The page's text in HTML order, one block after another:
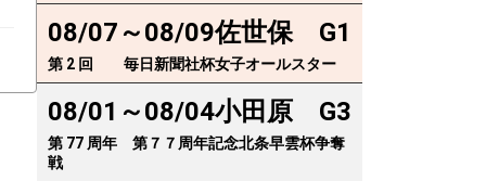
08/07～08/09佐世保 G1
第 2 回 毎日新聞社杯女子オールスター
08/01～08/04小田原 G3
第 77 周年 第７７周年記念北条早雲杯争奪
戦